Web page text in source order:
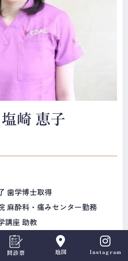
塩崎 恵子
歯学博士取得
麻酔科・痛みセンター勤務
講座 助教
講座 非常勤講師
問診票 地図 Instagram